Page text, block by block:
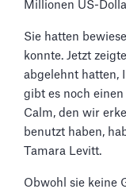
Millionen US-
Sie hatten
konnte. Jetzt
abgelehnt hatten,
gibt es noch
Calm, den wir
benutzt haben,
Tamara Levitt.
Obwohl sie keine